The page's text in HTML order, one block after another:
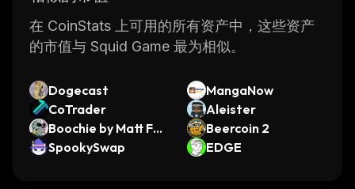
在 CoinStats 上可用的所有资产中，这些资产
的市值与 Squid Game 最为相似。
Dogecast
MangaNow
CoTrader
Aleister
Boochie by Matt Fur
ie
Beercoin 2
SpookySwap
EDGE